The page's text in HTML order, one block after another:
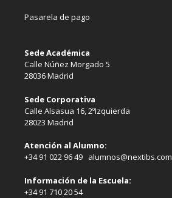
Pasarela de pago
Sede Académica
Calle Núñez Morgado 5
28036 Madrid
Sede Corporativa
Calle Alsasua 16, 2ºIzquierda
28023 Madrid
Atención al Alumno:
+34 91 022 96 49 alumnos@nextibs.com
Información de la Escuela:
+34 91 710 20 54